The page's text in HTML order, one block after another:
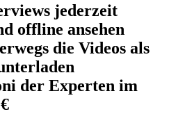
jederzeit
offline ansehen
die Videos als
der Experten im